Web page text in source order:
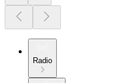
Radio